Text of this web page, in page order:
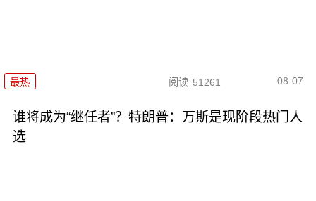
最热 阅读 51261 08-07
谁将成为“继任者”？特朗普：万斯是现阶段热门人
选